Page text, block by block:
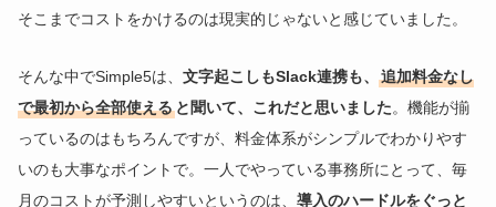
そこまでコストをかけるのは現実的じゃないと感じていました。
そんな中でSimple5は、文字起こしもSlack連携も、追加料金なし
で最初から全部使える と聞いて、これだと思いました。機能が揃
っているのはもちろんですが、料金体系がシンプルでわかりやす
いのも大事なポイントで。一人でやっている事務所にとって、毎
月のコストが予測しやすいというのは、導入のハードルをぐっと